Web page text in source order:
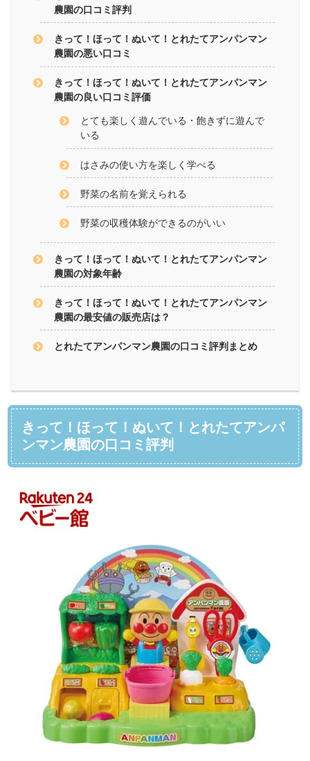
農園の口コミ評判
きって！ほって！ぬいて！とれたてアンパンマン
農園の悪い口コミ
きって！ほって！ぬいて！とれたてアンパンマン
農園の良い口コミ評価
とても楽しく遊んでいる・飽きずに遊んで
いる
はさみの使い方を楽しく学べる
野菜の名前を覚えられる
野菜の収穫体験ができるのがいい
きって！ほって！ぬいて！とれたてアンパンマン
農園の対象年齢
きって！ほって！ぬいて！とれたてアンパンマン
農園の最安値の販売店は？
とれたてアンパンマン農園の口コミ評判まとめ
きって！ほって！ぬいて！とれたてアンパ
ンマン農園の口コミ評判